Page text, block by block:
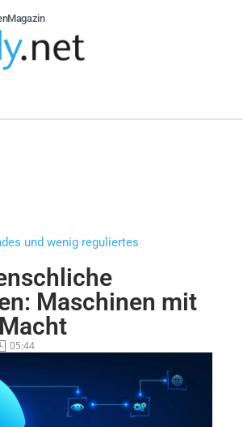
Magazin
und wenig reguliertes
Maschinen mit
05:44